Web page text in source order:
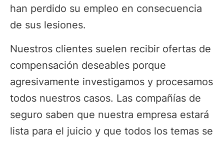
han perdido su empleo en consecuencia
de sus lesiones.
Nuestros clientes suelen recibir ofertas de
compensación deseables porque
agresivamente investigamos y procesamos
todos nuestros casos. Las compañías de
seguro saben que nuestra empresa estará
lista para el juicio y que todos los temas se